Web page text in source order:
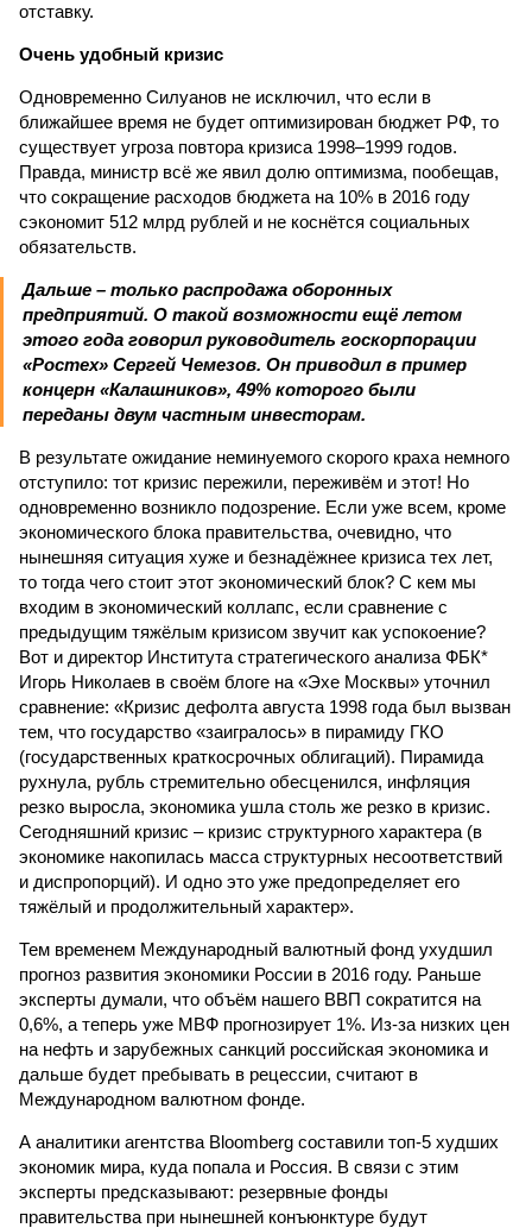
отставку.
Очень удобный кризис
Одновременно Силуанов не исключил, что если в
ближайшее время не будет оптимизирован бюджет РФ, то
существует угроза повтора кризиса 1998–1999 годов.
Правда, министр всё же явил долю оптимизма, пообещав,
что сокращение расходов бюджета на 10% в 2016 году
сэкономит 512 млрд рублей и не коснётся социальных
обязательств.
Дальше – только распродажа оборонных
предприятий. О такой возможности ещё летом
этого года говорил руководитель госкорпорации
«Ростех» Сергей Чемезов. Он приводил в пример
концерн «Калашников», 49% которого были
переданы двум частным инвесторам.
В результате ожидание неминуемого скорого краха немного
отступило: тот кризис пережили, переживём и этот! Но
одновременно возникло подозрение. Если уже всем, кроме
экономического блока правительства, очевидно, что
нынешняя ситуация хуже и безнадёжнее кризиса тех лет,
то тогда чего стоит этот экономический блок? С кем мы
входим в экономический коллапс, если сравнение с
предыдущим тяжёлым кризисом звучит как успокоение?
Вот и директор Института стратегического анализа ФБК*
Игорь Николаев в своём блоге на «Эхе Москвы» уточнил
сравнение: «Кризис дефолта августа 1998 года был вызван
тем, что государство «заигралось» в пирамиду ГКО
(государственных краткосрочных облигаций). Пирамида
рухнула, рубль стремительно обесценился, инфляция
резко выросла, экономика ушла столь же резко в кризис.
Сегодняшний кризис – кризис структурного характера (в
экономике накопилась масса структурных несоответствий
и диспропорций). И одно это уже предопределяет его
тяжёлый и продолжительный характер».
Тем временем Международный валютный фонд ухудшил
прогноз развития экономики России в 2016 году. Раньше
эксперты думали, что объём нашего ВВП сократится на
0,6%, а теперь уже МВФ прогнозирует 1%. Из-за низких цен
на нефть и зарубежных санкций российская экономика и
дальше будет пребывать в рецессии, считают в
Международном валютном фонде.
А аналитики агентства Bloomberg составили топ-5 худших
экономик мира, куда попала и Россия. В связи с этим
эксперты предсказывают: резервные фонды
правительства при нынешней конъюнктуре будут